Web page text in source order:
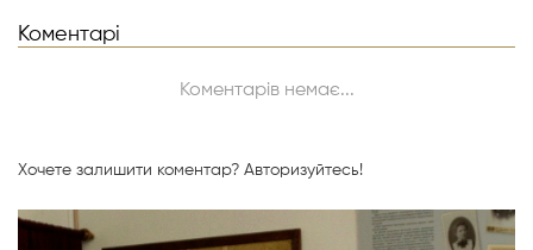
Коментарі
Коментарів немає...
Хочете залишити коментар? Авторизуйтесь!